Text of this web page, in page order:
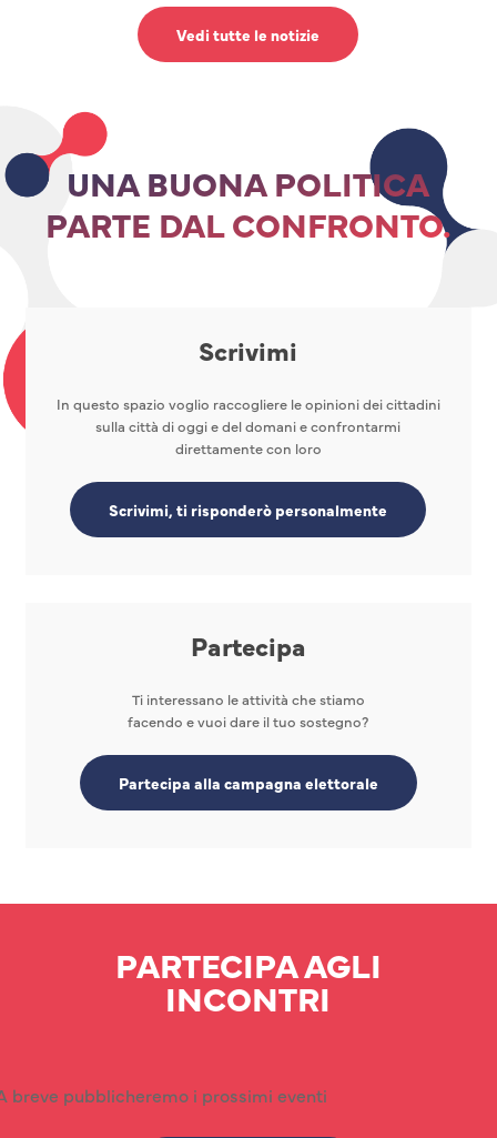
Vedi tutte le notizie
UNA BUONA POLITICA
PARTE DAL CONFRONTO.
Scrivimi
In questo spazio voglio raccogliere le opinioni dei cittadini
sulla città di oggi e del domani e confrontarmi
direttamente con loro
Scrivimi, ti risponderò personalmente
Partecipa
Ti interessano le attività che stiamo
facendo e vuoi dare il tuo sostegno?
Partecipa alla campagna elettorale
PARTECIPA AGLI
INCONTRI
breve pubblicheremo i prossimi eventi